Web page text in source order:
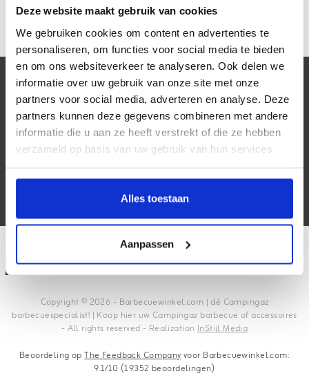
Deze website maakt gebruik van cookies
We gebruiken cookies om content en advertenties te
personaliseren, om functies voor social media te bieden
en om ons websiteverkeer te analyseren. Ook delen we
informatie over uw gebruik van onze site met onze
partners voor social media, adverteren en analyse. Deze
partners kunnen deze gegevens combineren met andere
informatie die u aan ze heeft verstrekt of die ze hebben
verzameld op basis van uw gebruik van hun services.
Alles toestaan
Aanpassen
betalen je terug met hetzelfde betaalmiddel als waarmee je ons
hebt betaald.
Klantenservice
Mijn account
Contactgegevens
Volg ons
Copyright © 2026 - Barbecuewinkel.com | dé Campingaz
barbecuespecialist! | Koop hier uw Campingaz barbecue of accessoires
- All rights reserved - Realization InStijl Media
Beoordeling opThe Feedback Companyvoor Barbecuewinkel.com:
9.1/10 (19352 beoordelingen)